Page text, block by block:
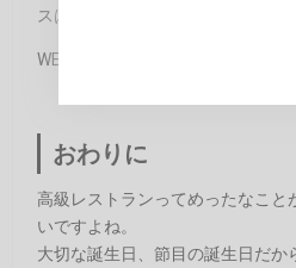
スは、食べるのが大好きな友達に
WEBサイト：
おわりに
高級レストランってめったなこと
いですよね。
大切な誕生日、節目の誕生日だか